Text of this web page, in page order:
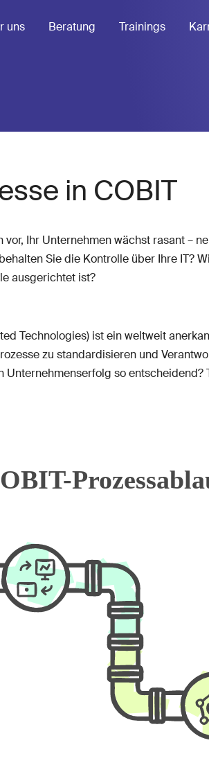
uns Beratung Trainings
in COBIT
vor, Ihr Unternehmen wächst rasant –
Sie die Kontrolle über Ihre IT?
ausgerichtet ist?
Technologies) ist ein weltweit
zu standardisieren und
so